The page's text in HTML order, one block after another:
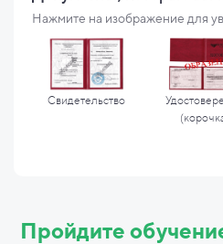
Нажмите на изображение для
Свидетельство
Пройдите